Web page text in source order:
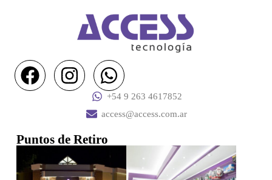
+54 9 263 4617852
access@access.com.ar
Puntos de Retiro